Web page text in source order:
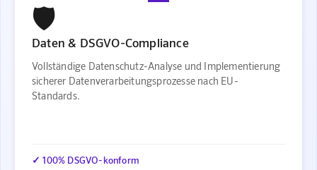
🛡️
Daten & DSGVO-Compliance
Vollständige Datenschutz-Analyse und Implementierung
sicherer Datenverarbeitungsprozesse nach EU-
Standards.
✓ 100% DSGVO-konform